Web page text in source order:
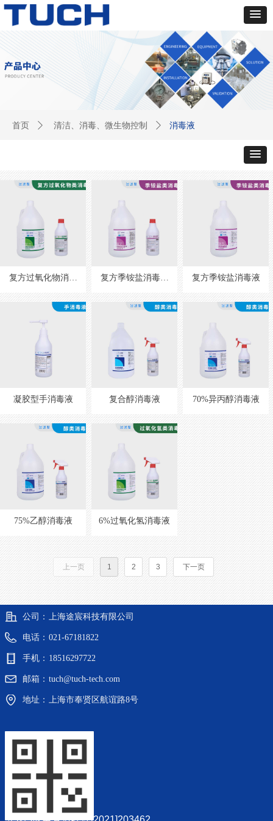
首页 ꄲ 清洁、消毒、微生物控制 ꄲ 消毒液
复方过氧化物消毒
液（S）
复方季铵盐消毒液
（H)
复方季铵盐消毒液
凝胶型手消毒液 复合醇消毒液 70%异丙醇消毒液
75%乙醇消毒液 6%过氧化氢消毒液
上一页 1 2 3 下一页
公司： 上海途宸科技有限公司
电话： 021-67181822
手机： 18516297722
邮箱： tuch@tuch-tech.com
地址： 上海市奉贤区航谊路8号